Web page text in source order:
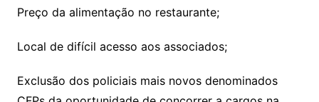
Preço da alimentação no restaurante;
Local de difícil acesso aos associados;
Exclusão dos policiais mais novos denominados